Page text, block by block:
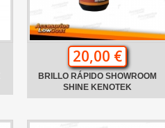
20,00 €
BRILLO RÁPIDO SHOWROOM
SHINE KENOTEK